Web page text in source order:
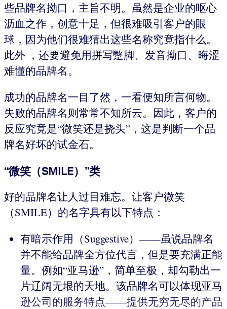
些品牌名拗口，主旨不明。虽然是企业的呕心
沥血之作，创意十足，但很难吸引客户的眼
球，因为他们很难猜出这些名称究竟指什么。
此外 ，还要避免用拼写蹩脚、发音拗口、晦涩
难懂的品牌名。
成功的品牌名一目了然，一看便知所言何物。
失败的品牌名则常常不知所云。因此，客户的
反应究竟是“微笑还是挠头”，这是判断一个品
牌名好坏的试金石。
“微笑（SMILE）”类
好的品牌名让人过目难忘。让客户微笑
（SMILE）的名字具有以下特点：
有暗示作用（Suggestive）——虽说品牌名
并不能给品牌全方位代言，但是要充满正能
量。例如“亚马逊”，简单至极，却勾勒出一
片辽阔无垠的天地。该品牌名可以体现亚马
逊公司的服务特点——提供无穷无尽的产品